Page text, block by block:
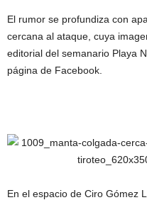
El rumor se profundiza con
cercana al ataque, cuya
editorial del semanario Playa
página de Facebook.
En el espacio de Ciro Gómez